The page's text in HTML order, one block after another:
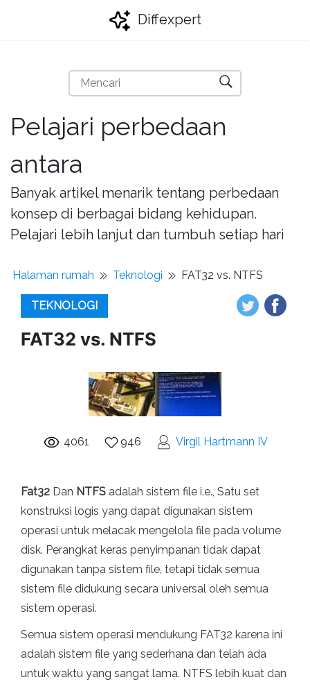
Diffexpert
Pelajari perbedaan
antara
Banyak artikel menarik tentang perbedaan
konsep di berbagai bidang kehidupan.
Pelajari lebih lanjut dan tumbuh setiap hari
Halaman rumah Teknologi FAT32 vs. NTFS
TEKNOLOGI
FAT32 vs. NTFS
4061 946 Virgil Hartmann IV
Fat32 Dan NTFS adalah sistem file i.e., Satu set
konstruksi logis yang dapat digunakan sistem
operasi untuk melacak mengelola file pada volume
disk. Perangkat keras penyimpanan tidak dapat
digunakan tanpa sistem file, tetapi tidak semua
sistem file didukung secara universal oleh semua
sistem operasi.
Semua sistem operasi mendukung FAT32 karena ini
adalah sistem file yang sederhana dan telah ada
untuk waktu yang sangat lama. NTFS lebih kuat dan